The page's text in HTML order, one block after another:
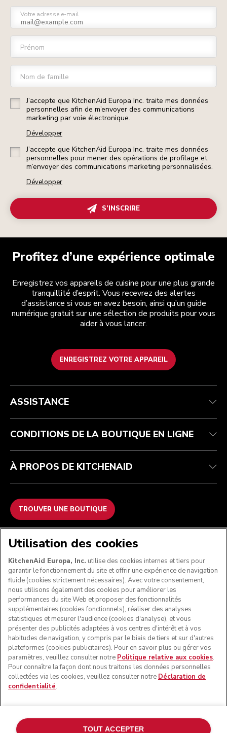
Votre adresse e-mail
Prénom
Nom de famille
J’accepte que KitchenAid Europa Inc. traite mes données
personnelles afin de m’envoyer des communications
marketing par voie électronique.
Développer
J’accepte que KitchenAid Europa Inc. traite mes données
personnelles pour mener des opérations de profilage et
m’envoyer des communications marketing personnalisées.
Développer
S’INSCRIRE
Profitez d’une expérience optimale
Enregistrez vos appareils de cuisine pour une plus grande
tranquillité d’esprit. Vous recevrez des alertes
d’assistance si vous en avez besoin, ainsi qu’un guide
numérique gratuit sur une sélection de produits pour vous
aider à vous lancer.
ENREGISTREZ VOTRE APPAREIL
Health Check
Suivez votre commande
Garantie et documents
Recupel
Conditions générales de vente
Retours et remboursements
Imprint
ODR
La marque
Trouver une boutique
ASSISTANCE
CONDITIONS DE LA BOUTIQUE EN LIGNE
À PROPOS DE KITCHENAID
TROUVER UNE BOUTIQUE
NOUS ACCEPTONS
SUIVEZ-NOUS
forme du robot pâtissier multifonction sont des marques
commerciales aux États-Unis et ailleurs.
Utilisation des cookies
KitchenAid Europa, Inc. utilise des cookies internes et tiers pour
garantir le fonctionnement du site et offrir une expérience de navigation
fluide (cookies strictement nécessaires). Avec votre consentement,
nous utilisons également des cookies pour améliorer les
performances du site Web et proposer des fonctionnalités
supplémentaires (cookies fonctionnels), réaliser des analyses
statistiques et mesurer l'audience (cookies d'analyse), et vous
présenter des publicités adaptées à vos centres d'intérêt et à vos
habitudes de navigation, y compris par le biais de tiers et sur d'autres
plateformes (cookies publicitaires). Pour en savoir plus ou gérer vos
paramètres, veuillez consulter notre Politique relative aux cookies.
Pour connaître la façon dont nous traitons les données personnelles
collectées via les cookies, veuillez consulter notre Déclaration de
confidentialité.
TOUT ACCEPTER